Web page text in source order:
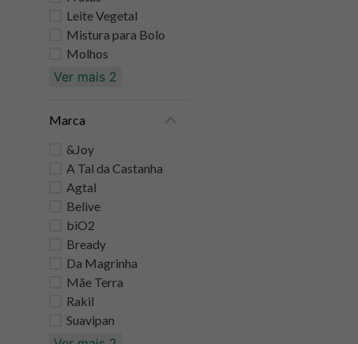
Leite Vegetal
Mistura para Bolo
Molhos
Ver mais 2
Marca
&Joy
A Tal da Castanha
Agtal
Belive
biO2
Bready
Da Magrinha
Mãe Terra
Rakil
Suavipan